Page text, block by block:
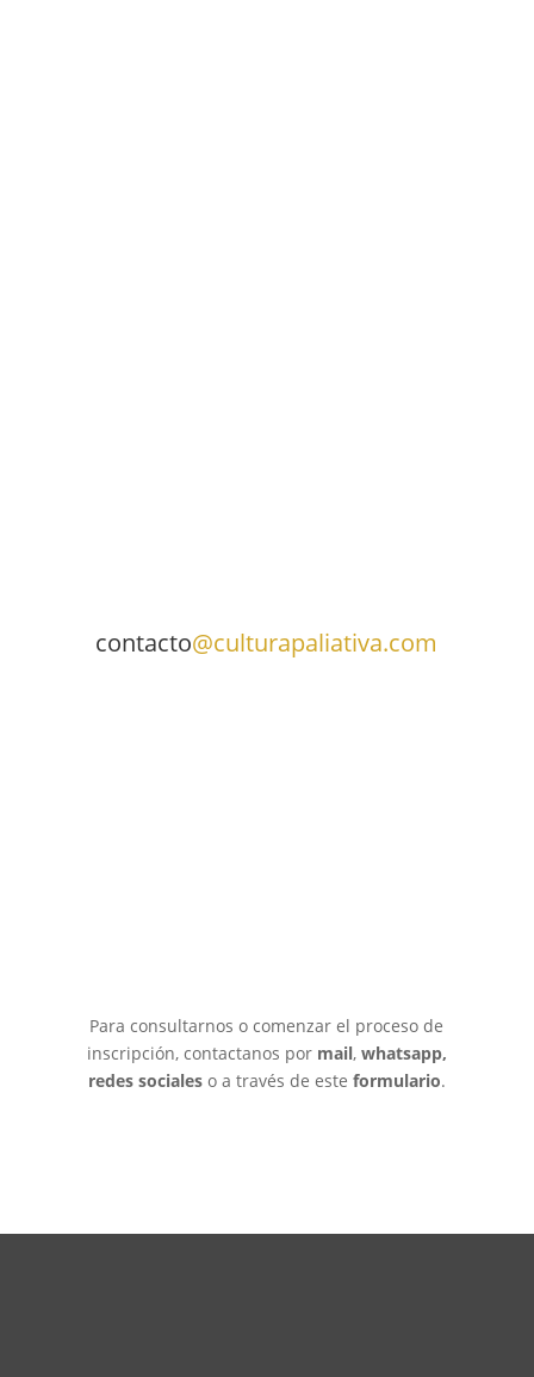
contacto@culturapaliativa.com
Para consultarnos o comenzar el proceso de
inscripción, contactanos por mail, whatsapp,
redes socialeso a través de este formulario.